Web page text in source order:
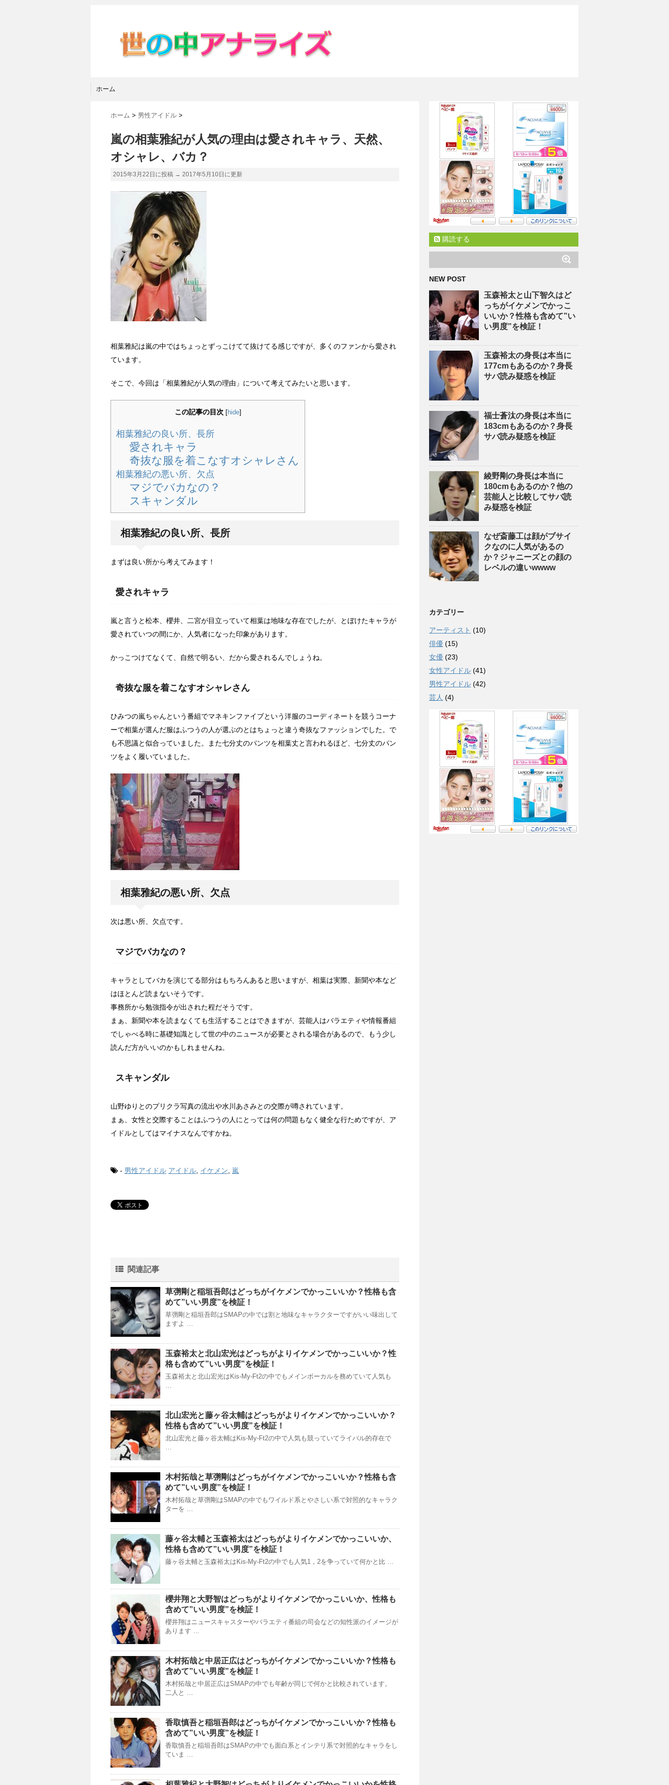
ホーム
ホーム > 男性アイドル >
嵐の相葉雅紀が人気の理由は愛されキャラ、天然、
オシャレ、バカ？
2015年3月22日に投稿 → 2017年5月10日 に更新
相葉雅紀は嵐の中ではちょっとずっこけてて抜けてる感じですが、多くのファンから愛され
ています。
そこで、今回は「相葉雅紀が人気の理由」について考えてみたいと思います。
この記事の目次 hide]
相葉雅紀の良い所、長所
愛されキャラ
奇抜な服を着こなすオシャレさん
相葉雅紀の悪い所、欠点
マジでバカなの？
スキャンダル
相葉雅紀の良い所、長所
まずは良い所から考えてみます！
愛されキャラ
嵐と言うと松本、櫻井、二宮が目立っていて相葉は地味な存在でしたが、とぼけたキャラが
愛されていつの間にか、人気者になった印象があります。
かっこつけてなくて、自然で明るい、だから愛されるんでしょうね。
奇抜な服を着こなすオシャレさん
ひみつの嵐ちゃんという番組でマネキンファイブという洋服のコーディネートを競うコーナ
ーで相葉が選んだ服はふつうの人が選ぶのとはちょっと違う奇抜なファッションでした。で
も不思議と似合っていました。また七分丈のパンツを相葉丈と言われるほど、七分丈のパン
ツをよく履いていました。
相葉雅紀の悪い所、欠点
次は悪い所、欠点です。
マジでバカなの？
キャラとしてバカを演じてる部分はもちろんあると思いますが、相葉は実際、新聞や本など
はほとんど読まないそうです。
事務所から勉強指令が出された程だそうです。
まぁ、新聞や本を読まなくても生活することはできますが、芸能人はバラエティや情報番組
でしゃべる時に基礎知識として世の中のニュースが必要とされる場合があるので、もう少し
読んだ方がいいのかもしれませんね。
スキャンダル
山野ゆりとのプリクラ写真の流出や水川あさみとの交際が噂されています。
まぁ、女性と交際することはふつうの人にとっては何の問題もなく健全な行ためですが、ア
イドルとしてはマイナスなんですかね。
- 男性アイドル アイドル, イケメン, 嵐
関連記事
草彅剛と稲垣吾郎はどっちがイケメンでかっこいいか？性格も含
めて”いい男度”を検証！
草彅剛と稲垣吾郎はSMAPの中では割と地味なキャラクターですがいい味出して
ますよ …
玉森裕太と北山宏光はどっちがよりイケメンでかっこいいか？性
格も含めて”いい男度”を検証！
玉森裕太と北山宏光はKis-My-Ft2の中でもメインボーカルを務めていて人気も
…
北山宏光と藤ヶ谷太輔はどっちがよりイケメンでかっこいいか？
性格も含めて”いい男度”を検証！
北山宏光と藤ヶ谷太輔はKis-My-Ft2の中で人気も競っていてライバル的存在で
…
木村拓哉と草彅剛はどっちがイケメンでかっこいいか？性格も含
めて”いい男度”を検証！
木村拓哉と草彅剛はSMAPの中でもワイルド系とやさしい系で対照的なキャラク
ターを …
藤ヶ谷太輔と玉森裕太はどっちがよりイケメンでかっこいいか、
性格も含めて”いい男度”を検証！
藤ヶ谷太輔と玉森裕太はKis-My-Ft2の中でも人気1，2を争っていて何かと比 …
櫻井翔と大野智はどっちがよりイケメンでかっこいいか、性格も
含めて”いい男度”を検証！
櫻井翔はニュースキャスターやバラエティ番組の司会などの知性派のイメージが
あります …
木村拓哉と中居正広はどっちがイケメンでかっこいいか？性格も
含めて”いい男度”を検証！
木村拓哉と中居正広はSMAPの中でも年齢が同じで何かと比較されています。
二人と …
香取慎吾と稲垣吾郎はどっちがイケメンでかっこいいか？性格も
含めて”いい男度”を検証！
香取慎吾と稲垣吾郎はSMAPの中でも面白系とインテリ系で対照的なキャラをし
ていま …
購読する
NEW POST
玉森裕太と山下智久はど
っちがイケメンでかっこ
いいか？性格も含めて”い
い男度”を検証！
玉森裕太の身長は本当に
177cmもあるのか？身長
サバ読み疑惑を検証
福士蒼汰の身長は本当に
183cmもあるのか？身長
サバ読み疑惑を検証
綾野剛の身長は本当に
180cmもあるのか？他の
芸能人と比較してサバ読
み疑惑を検証
なぜ斎藤工は顔がブサイ
クなのに人気があるの
か？ジャニーズとの顔の
レベルの違いwwww
カテゴリー
アーティスト (10)
俳優 (15)
女優 (23)
女性アイドル (41)
男性アイドル (42)
芸人 (4)